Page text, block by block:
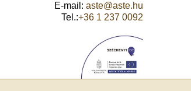
E-mail: aste@aste.hu
Tel.:+36 1 237 0092